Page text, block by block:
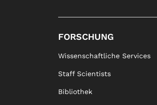
FORSCHUNG
Wissenschaftliche Services
Staff Scientists
Bibliothek